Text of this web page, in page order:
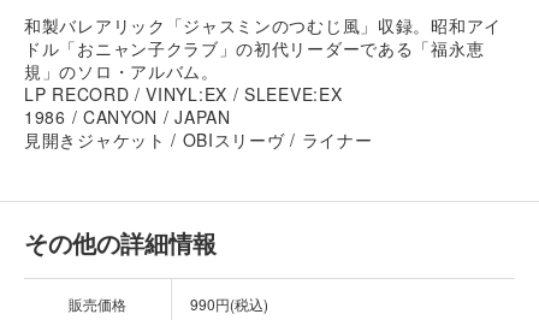
和製バレアリック「ジャスミンのつむじ風」収録。昭和アイ
ドル「おニャン子クラブ」の初代リーダーである「福永恵
規」のソロ・アルバム。
LP RECORD / VINYL:EX / SLEEVE:EX
1986 / CANYON / JAPAN
見開きジャケット / OBIスリーヴ / ライナー
その他の詳細情報
販売価格 990円(税込)